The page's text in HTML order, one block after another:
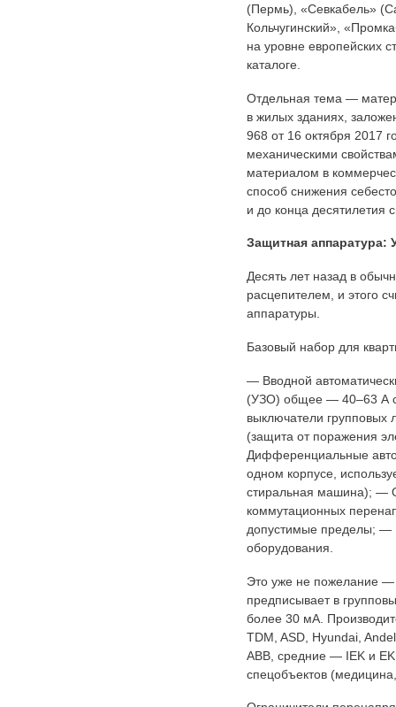
(Пермь), «Севкабель»
Кольчугинский»,
на уровне европейских
каталоге.
Отдельная тема —
в жилых зданиях,
968 от 16 октября 2017
механическими
материалом в
способ снижения
и до конца десятилетия
Защитная аппаратура:
Десять лет назад в
расцепителем, и этого
аппаратуры.
Базовый набор для
— Вводной
(УЗО) общее — 40–63 А с
выключатели
(защита от поражения
Дифференциальные
одном корпусе,
стиральная машина); —
коммутационных
допустимые пределы; —
оборудования.
Это уже не пожелание —
предписывает в
более 30 мА.
TDM, ASD, Hyundai,
ABB, средние — IEK и
спецобъектов